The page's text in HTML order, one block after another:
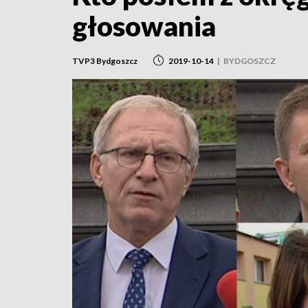
głosowania
TVP3 Bydgoszcz 2019-10-14 | BYDGOSZCZ